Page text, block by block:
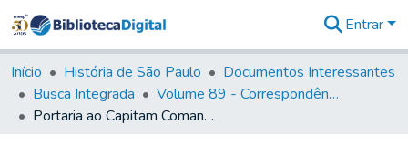
&
Coleções
Tudo na
Biblioteca
Entrar
Início História de São Paulo
Documentos Interessantes
Busca Integrada
Volume 89 - Correspondência do então Governador e Capitão General de São Paulo, Antonio Manoel de Mello Castro (1797-1802)
Portaria ao Capitam Comandante da Legião